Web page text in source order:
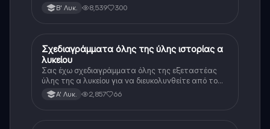
Β' Λυκ. 8,539 300
Ιστορία
Σχεδιαγράμματα όλης της ύλης ιστορίας α
λυκείου
Σας έχω σχεδιαγράμματα όλης της εξεταστέας
ύλης της α λυκείου για να διευκολυνθείτε από το
τεράστιο βάρος του βιβλίου
Α' Λυκ. 2,857 66